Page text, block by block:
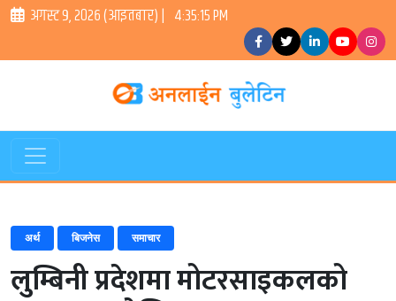
अगस्ट ९, २०२६ (आइतबार) | 4:35:15 PM
अर्थ बिजनेस समाचार
लुम्बिनी प्रदेशमा मोटरसाइकलको